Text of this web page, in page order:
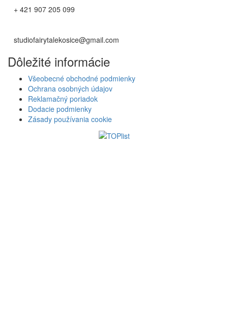
+ 421 907 205 099
studiofairytalekosice@gmail.com
Dôležité informácie
Všeobecné obchodné podmienky
Ochrana osobných údajov
Reklamačný poriadok
Dodacie podmienky
Zásady používania cookie